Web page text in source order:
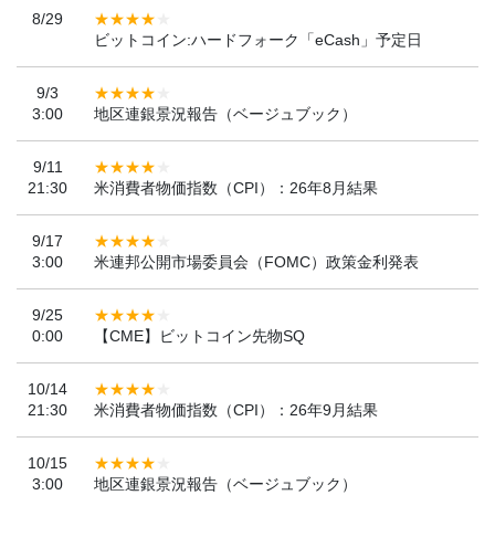
8/29
ビットコイン:ハードフォーク「eCash」予定日
9/3
3:00
地区連銀景況報告（ベージュブック）
9/11
21:30
米消費者物価指数（CPI）：26年8月結果
9/17
3:00
米連邦公開市場委員会（FOMC）政策金利発表
9/25
0:00
【CME】ビットコイン先物SQ
10/14
21:30
米消費者物価指数（CPI）：26年9月結果
10/15
3:00
地区連銀景況報告（ベージュブック）